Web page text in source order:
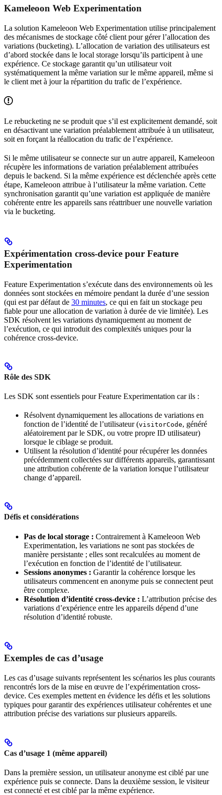
Kameleoon Web Experimentation
La solution Kameleoon Web Experimentation utilise principalement
des mécanismes de stockage côté client pour gérer l’allocation des
variations (bucketing). L’allocation de variation des utilisateurs est
d’abord stockée dans le local storage lorsqu’ils participent à une
expérience. Ce stockage garantit qu’un utilisateur voit
systématiquement la même variation sur le même appareil, même si
le client met à jour la répartition du trafic de l’expérience.
Le rebucketing ne se produit que s’il est explicitement demandé, soit
en désactivant une variation préalablement attribuée à un utilisateur,
soit en forçant la réallocation du trafic de l’expérience.
Si le même utilisateur se connecte sur un autre appareil, Kameleoon
récupère les informations de variation préalablement attribuées
depuis le backend. Si la même expérience est déclenchée après cette
étape, Kameleoon attribue à l’utilisateur la même variation. Cette
synchronisation garantit qu’une variation est appliquée de manière
cohérente entre les appareils sans réattribuer une nouvelle variation
via le bucketing.
Expérimentation cross-device pour Feature
Experimentation
Feature Experimentation s’exécute dans des environnements où les
données sont stockées en mémoire pendant la durée d’une session
(qui est par défaut de 30 minutes, ce qui en fait un stockage peu
fiable pour une allocation de variation à durée de vie limitée). Les
SDK résolvent les variations dynamiquement au moment de
l’exécution, ce qui introduit des complexités uniques pour la
cohérence cross-device.
Rôle des SDK
Les SDK sont essentiels pour Feature Experimentation car ils :
Résolvent dynamiquement les allocations de variations en
fonction de l’identité de l’utilisateur (visitorCode, généré
aléatoirement par le SDK, ou votre propre ID utilisateur)
lorsque le ciblage se produit.
Utilisent la résolution d’identité pour récupérer les données
précédemment collectées sur différents appareils, garantissant
une attribution cohérente de la variation lorsque l’utilisateur
change d’appareil.
Défis et considérations
Pas de local storage : Contrairement à Kameleoon Web
Experimentation, les variations ne sont pas stockées de
manière persistante ; elles sont recalculées au moment de
l’exécution en fonction de l’identité de l’utilisateur.
Sessions anonymes : Garantir la cohérence lorsque les
utilisateurs commencent en anonyme puis se connectent peut
être complexe.
Résolution d’identité cross-device : L’attribution précise des
variations d’expérience entre les appareils dépend d’une
résolution d’identité robuste.
Exemples de cas d’usage
Les cas d’usage suivants représentent les scénarios les plus courants
rencontrés lors de la mise en œuvre de l’expérimentation cross-
device. Ces exemples mettent en évidence les défis et les solutions
typiques pour garantir des expériences utilisateur cohérentes et une
attribution précise des variations sur plusieurs appareils.
Cas d’usage 1 (même appareil)
Dans la première session, un utilisateur anonyme est ciblé par une
expérience puis se connecte. Dans la deuxième session, le visiteur
est connecté et est ciblé par la même expérience.